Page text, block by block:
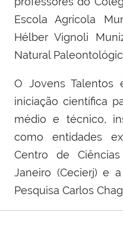
Escola Agrícola
Hélber Vignoli
Natural
O Jovens
iniciação científica
médio e técnico,
como entidades
Centro de
Janeiro (Cecierj) e
Pesquisa Carlos